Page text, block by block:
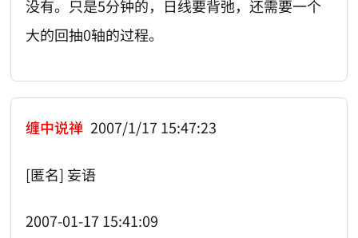
没有。只是5分钟的，日线要背弛，还需要一个
大的回抽0轴的过程。
缠中说禅 2007/1/17 15:47:23
[匿名] 妄语
2007-01-17 15:41:09